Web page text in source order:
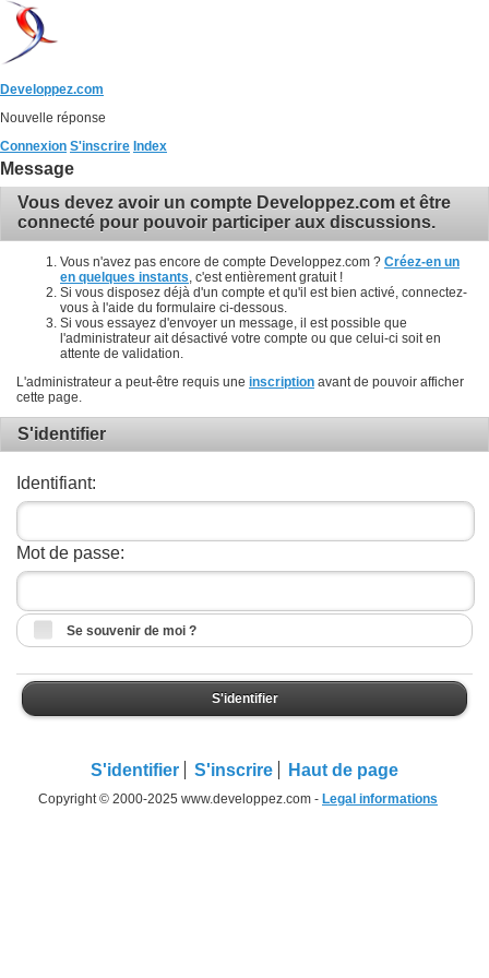
Developpez.com
Nouvelle réponse
Connexion S'inscrire Index
Message
Vous devez avoir un compte Developpez.com et être
connecté pour pouvoir participer aux discussions.
Vous n'avez pas encore de compte Developpez.com ? Créez-en un
en quelques instants , c'est entièrement gratuit !
Si vous disposez déjà d'un compte et qu'il est bien activé, connectez-
vous à l'aide du formulaire ci-dessous.
Si vous essayez d'envoyer un message, il est possible que
l'administrateur ait désactivé votre compte ou que celui-ci soit en
attente de validation.
L'administrateur a peut-être requis une inscription avant de pouvoir afficher
cette page.
S'identifier
Identifiant:
Mot de passe:
Se souvenir de moi ?
S'identifier
S'identifier S'inscrire Haut de page
Copyright © 2000-2025 www.developpez.com - Legal informations